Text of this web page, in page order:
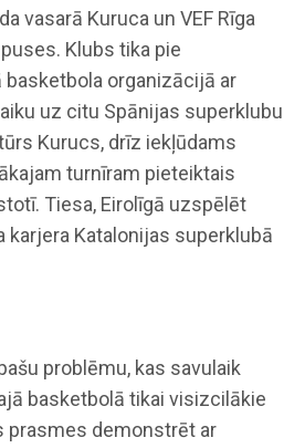
vasarā Kuruca un VEF Rīga
Klubs tika pie
organizācijā ar
uz citu Spānijas superklubu
Kurucs, drīz iekļūdams
turnīram pieteiktais
Tiesa, Eirolīgā uzspēlēt
karjera Katalonijas superklubā
problēmu, kas savulaik
basketbolā tikai visizcilākie
prasmes demonstrēt ar